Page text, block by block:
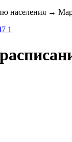
населения →